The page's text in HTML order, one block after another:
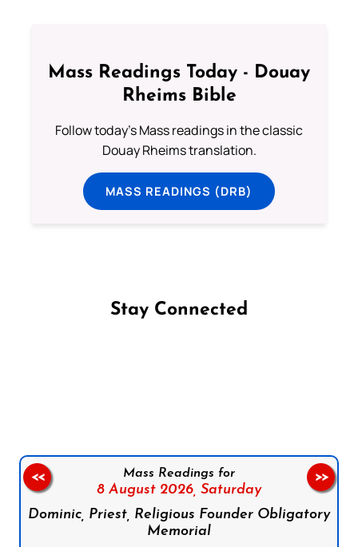
Mass Readings Today - Douay
Rheims Bible
Follow today's Mass readings in the classic
Douay Rheims translation.
MASS READINGS (DRB)
Stay Connected
Mass Readings for
8 August 2026, Saturday
Dominic, Priest, Religious Founder Obligatory
Memorial
<< >>